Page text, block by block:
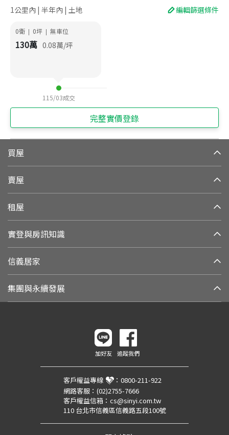
1公里內 | 半年內 | 土地 編輯篩選條件
0衛 | 0坪 | 無車位
130萬 0.08萬/坪
115/03成交
完整實價登錄
買屋
賣屋
租屋
實登與房訊知識
信義居家
集團與永續發展
加好友 追蹤我們
客戶權益專線 ： 0800-211-922
網路客服： (02)2755-7666
客戶權益信箱： cs@sinyi.com.tw
110 台北市信義區信義路五段100號